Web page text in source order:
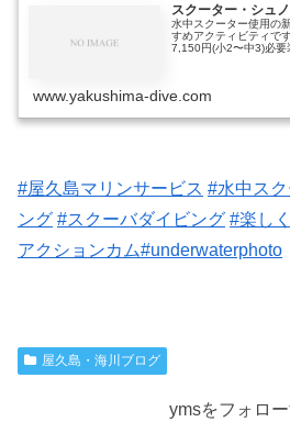
スクーター・シュ
水中スクーター使用の
すめアクティビティで
7,150円(小2〜中3)必要
www.yakushima-dive.com
#屋久島マリンサービス #水中ス
ング #スクーバダイビング #楽し
アクションカム#underwaterphoto
屋久島・海川ブログ
ymsをフォロ